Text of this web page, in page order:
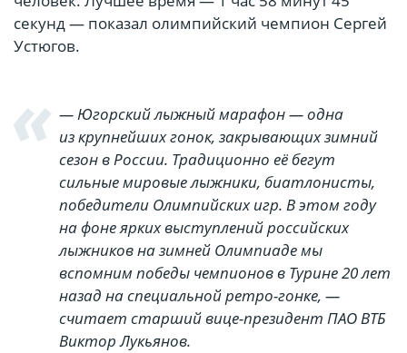
секунд — показал олимпийский чемпион Сергей
Устюгов.
— Югорский лыжный марафон — одна
из крупнейших гонок, закрывающих зимний
сезон в России. Традиционно её бегут
сильные мировые лыжники, биатлонисты,
победители Олимпийских игр. В этом году
на фоне ярких выступлений российских
лыжников на зимней Олимпиаде мы
вспомним победы чемпионов в Турине 20 лет
назад на специальной ретро-гонке, —
считает старший вице-президент ПАО ВТБ
Виктор Лукьянов.